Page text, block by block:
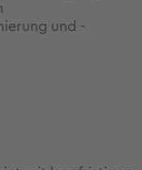
und -